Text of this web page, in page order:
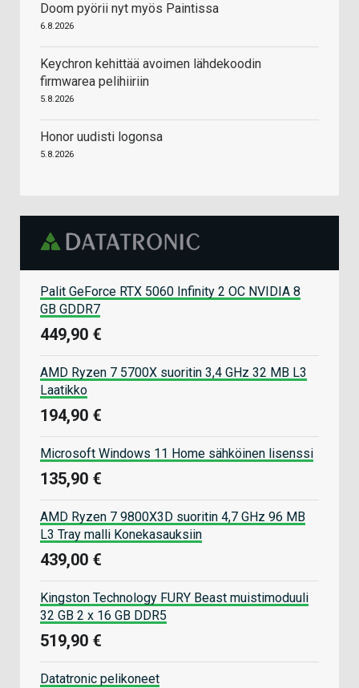
Doom pyörii nyt myös Paintissa
6.8.2026
Keychron kehittää avoimen lähdekoodin
firmwarea pelihiiriin
5.8.2026
Honor uudisti logonsa
5.8.2026
Palit GeForce RTX 5060 Infinity 2 OC NVIDIA 8
GB GDDR7
449,90 €
AMD Ryzen 7 5700X suoritin 3,4 GHz 32 MB L3
Laatikko
194,90 €
Microsoft Windows 11 Home sähköinen lisenssi
135,90 €
AMD Ryzen 7 9800X3D suoritin 4,7 GHz 96 MB
L3 Tray malli Konekasauksiin
439,00 €
Kingston Technology FURY Beast muistimoduuli
32 GB 2 x 16 GB DDR5
519,90 €
Datatronic pelikoneet